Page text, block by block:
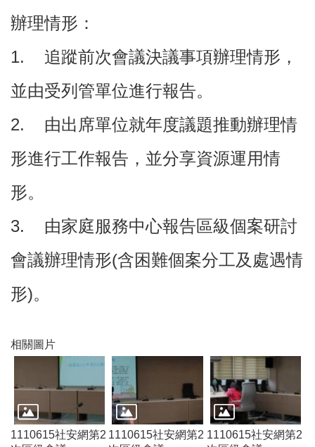
尋
本
介
紹
訊
公
告
生
便
資
訊
關
錄
相
關
辦理情形：
1. 追蹤前次會議決議事項辦理情形，
並由受列管單位進行報告。
2. 由出席單位就年度議題推動辦理情
形進行工作報告，並分享資源運用情
形。
3. 由家庭服務中心報告區級個案研討
會議辦理情形(含困難個案分工及處遇情
形)。
相關圖片
1110615社安網第2 1110615社安網第2 1110615社安網第2